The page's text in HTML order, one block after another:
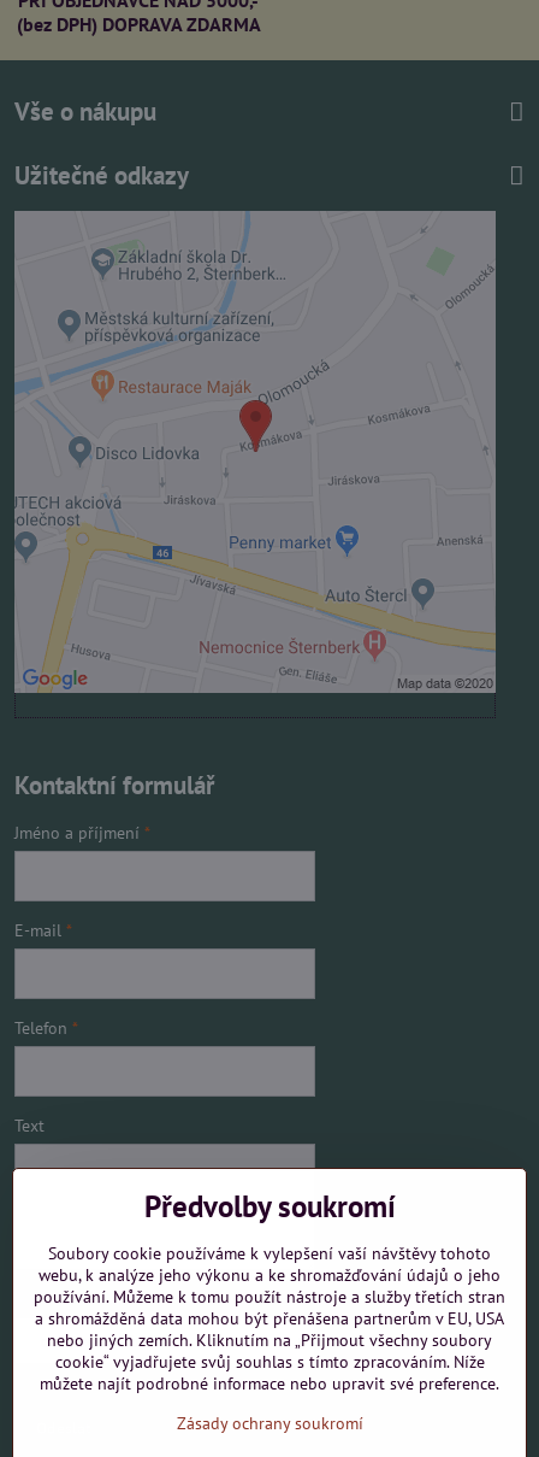
(bez DPH) DOPRAVA ZDARMA
Vše o nákupu
Užitečné odkazy
Externí obsah je blokován Volbami soukromí
Přejete si načíst externí obsah?
Povolit jednou
Povolit a zapamatovat - souhlas s druhem cookie:
Funkční
Otevřít obsah v novém okně
Kontaktní formulář
Jméno a příjmení *
E-mail *
Telefon *
Text
Mám zájem o
Předvolby soukromí
Soubory cookie používáme k vylepšení vaší návštěvy tohoto
webu, k analýze jeho výkonu a ke shromažďování údajů o jeho
používání. Můžeme k tomu použít nástroje a služby třetích stran
a shromážděná data mohou být přenášena partnerům v EU, USA
nebo jiných zemích. Kliknutím na „Přijmout všechny soubory
cookie“ vyjadřujete svůj souhlas s tímto zpracováním. Níže
můžete najít podrobné informace nebo upravit své preference.
Zásady ochrany soukromí